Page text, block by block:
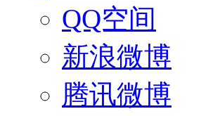
QQ空间
新浪微博
腾讯微博